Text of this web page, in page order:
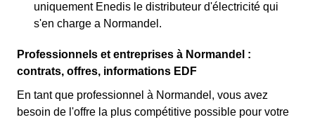
uniquement Enedis le distributeur d'électricité qui
s'en charge a Normandel.
Professionnels et entreprises à Normandel :
contrats, offres, informations EDF
En tant que professionnel à Normandel, vous avez
besoin de l'offre la plus compétitive possible pour votre